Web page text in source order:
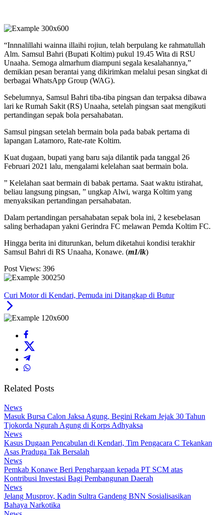
“Innnalillahi wainna illaihi rojiun, telah berpulang ke rahmatullah
Alm. Samsul Bahri (Bupati Koltim) pukul 19.45 Wita di RSU
Unaaha. Semoga almarhum diampuni segala kesalahannya,”
demikian pesan berantai yang dikirimkan melalui pesan singkat di
berbagai WhatsApp Group (WAG).
Sebelumnya, Samsul Bahri tiba-tiba pingsan dan terpaksa dibawa
lari ke Rumah Sakit (RS) Unaaha, setelah pingsan saat mengikuti
pertandingan sepak bola persahabatan.
Samsul pingsan setelah bermain bola pada babak pertama di
lapangan Latamoro, Rate-rate Koltim.
Kuat dugaan, bupati yang baru saja dilantik pada tanggal 26
Februari 2021 lalu, mengalami kelelahan saat bermain bola.
” Kelelahan saat bermain di babak pertama. Saat waktu istirahat,
beliau langsung pingsan, ” ungkap Alwi, warga Koltim yang
menyaksikan pertandingan persahabatan.
Dalam pertandingan persahabatan sepak bola ini, 2 kesebelasan
saling berhadapan yakni Gerindra FC melawan Pemda Koltim FC.
Hingga berita ini diturunkan, belum diketahui kondisi terakhir
Samsul Bahri di RS Unaaha, Konawe. (m1/ik)
Post Views: 396
Curi Motor di Kendari, Pemuda ini Ditangkap di Butur
Related Posts
News
Masuk Bursa Calon Jaksa Agung, Begini Rekam Jejak 30 Tahun
Tjokorda Ngurah Agung di Korps Adhyaksa
News
Kasus Dugaan Pencabulan di Kendari, Tim Pengacara C Tekankan
Asas Praduga Tak Bersalah
News
Pemkab Konawe Beri Penghargaan kepada PT SCM atas
Kontribusi Investasi Bagi Pembangunan Daerah
News
Jelang Musprov, Kadin Sultra Gandeng BNN Sosialisasikan
Bahaya Narkotika